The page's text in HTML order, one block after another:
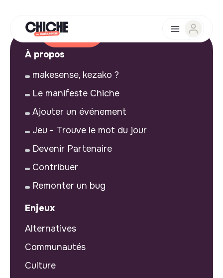
À propos
makesense, kezako ?
Le manifeste Chiche
Ajouter un événement
Jeu - Trouve le mot du jour
Devenir Partenaire
Contribuer
Remonter un bug
Enjeux
Alternatives
Communautés
Culture